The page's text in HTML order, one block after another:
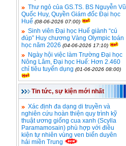
Thư ngỏ của GS.TS. BS Nguyễn Vũ
Quốc Huy, Quyền Giám đốc Đại học
Huế (08-06-2026 07:00)
Sinh viên Đại học Huế giành “cú
đúp” Huy chương Vàng Olympic toán
học năm 2026 (04-06-2026 17:10)
Ngày hội việc làm Trường Đại học
Nông Lâm, Đại học Huế: Hơn 2.460
chỉ tiêu tuyển dụng (01-06-2026 08:00)
Tin tức, sự kiện mới nhất
Xác định đa dạng di truyền và
nghiên cứu hoàn thiện quy trình kỹ
thuật ương giống cua xanh (Scylla
Paramamosain) phù hợp với điều
kiện tự nhiên vùng ven biển duyên
hải miền Trung